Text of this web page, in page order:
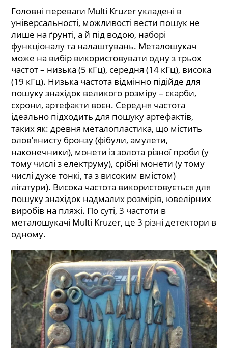
Головні переваги Multi Kruzer укладені в
універсальності, можливості вести пошук не
лише на ґрунті, а й під водою, наборі
функціоналу та налаштувань. Металошукач
може на вибір використовувати одну з трьох
частот – низька (5 кГц), середня (14 кГц), висока
(19 кГц). Низька частота відмінно підійде для
пошуку знахідок великого розміру – скарби,
схрони, артефакти воєн. Середня частота
ідеально підходить для пошуку артефактів,
таких як: древня металопластика, що містить
олов’янисту бронзу (фібули, амулети,
наконечники), монети із золота різної проби (у
тому числі з електруму), срібні монети (у тому
числі дуже тонкі, та з високим вмістом)
лігатури). Висока частота використовується для
пошуку знахідок надмалих розмірів, ювелірних
виробів на пляжі. По суті, 3 частоти в
металошукачі Multi Kruzer, це 3 різні детектори в
одному.